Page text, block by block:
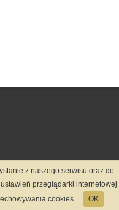
z naszego serwisu oraz do
przeglądarki internetowej
cookies.
OK